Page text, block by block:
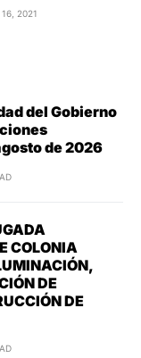
16, 2021
del Gobierno
de 2026
COLONIA
DE
DE